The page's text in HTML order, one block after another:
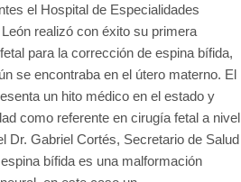
el Hospital de Especialidades
realizó con éxito su primera
para la corrección de espina bífida,
se encontraba en el útero materno. El
un hito médico en el estado y
como referente en cirugía fetal a nivel
Dr. Gabriel Cortés, Secretario de Salud
bífida es una malformación